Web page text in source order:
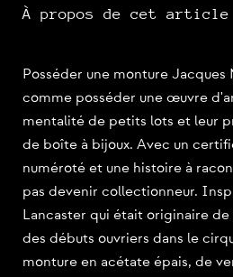
À propos de cet article
Posséder une monture
comme posséder une œuvre
mentalité de petits lots et leur
de boîte à bijoux. Avec un
numéroté et une histoire à
pas devenir collectionneur.
Lancaster qui était originaire
des débuts ouvriers dans le
monture en acétate épais, de